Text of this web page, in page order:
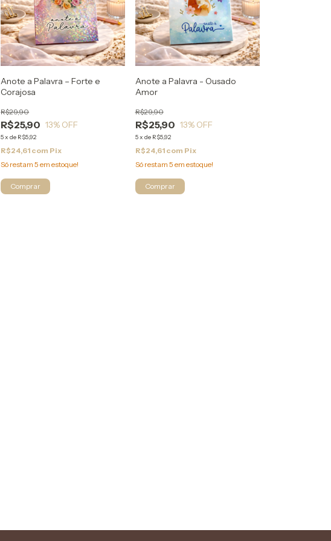
Anote a Palavra – Forte e
Corajosa
R$25,90
R$29,90
13% OFF
5xde R$5,92
R$24,61 com Pix
Só restam5 em estoque!
Anote a Palavra - Ousado
Amor
R$25,90
R$29,90
13% OFF
5x de R$5,92
R$24,61 com Pix
Só restam 5 em estoque!